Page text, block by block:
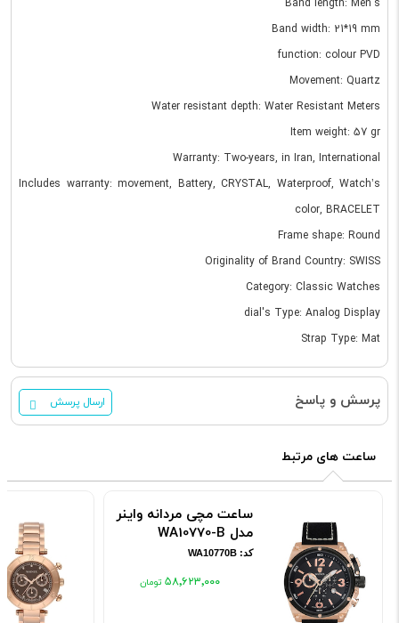
Band length: Men's
Band width: 21*19 mm
function: colour PVD
Movement: Quartz
Water resistant depth: Water Resistant Meters
Item weight: 57 gr
Warranty: Two-years, in Iran, International
Includes warranty: movement, Battery, CRYSTAL, Waterproof, Watch’s
color, BRACELET
Frame shape: Round
Originality of Brand Country: SWISS
Category: Classic Watches
dial's Type: Analog Display
Strap Type: Mat
پرسش و پاسخ ارسال پرسش
ساعت های مرتبط
ساعت مچی مردانه واینر
مدل WA10770-B
کد: WA10770B
۵۸٬۶۲۳٬۰۰۰